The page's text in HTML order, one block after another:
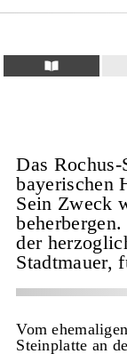
Das
bayerischen
Sein Zweck
der
Stadtmauer,
Vom
Steinplatte an